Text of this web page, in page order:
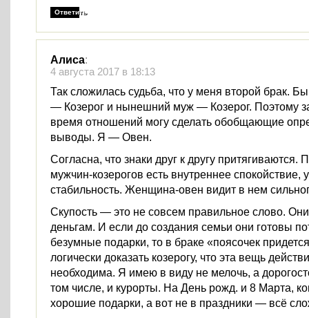
Ответить
Алиса:
4 августа 2017 в 18:13
Так сложилась судьба, что у меня второй брак.
— Козерог и нынешний муж — Козерог. Поэтому
время отношений могу сделать обобщающие
выводы. Я — Овен.
Согласна, что знаки друг к другу притягиваются.
мужчин-козерогов есть внутреннее спокойствие,
стабильность. Женщина-овен видит в нем
Скупость — это не совсем правильное слово.
деньгам. И если до создания семьи они готовы
безумные подарки, то в браке «поясочек
логически доказать козерогу, что эта вещь
необходима. Я имею в виду не мелочь, а
том числе, и курорты. На День рожд. и 8 Марта,
хорошие подарки, а вот не в праздники — всё